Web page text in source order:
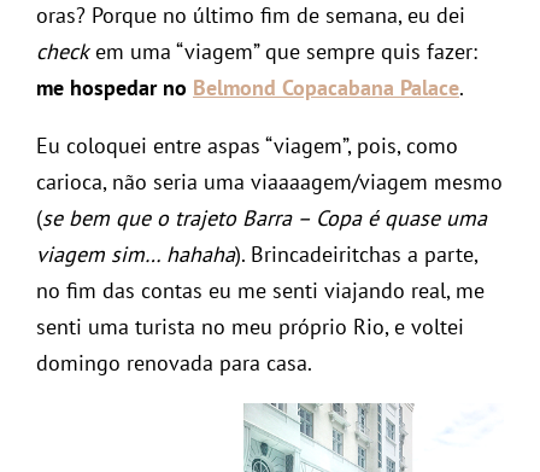
oras? Porque no último fim de semana, eu dei
checkem uma “viagem” que sempre quis fazer:
me hospedar no Belmond Copacabana Palace.
Eu coloquei entre aspas “viagem”, pois, como
carioca, não seria uma viaaaagem/viagem mesmo
(se bem que o trajeto Barra – Copa é quase uma
viagem sim… hahaha). Brincadeiritchas a parte,
no fim das contas eu me senti viajando real, me
senti uma turista no meu próprio Rio, e voltei
domingo renovada para casa.